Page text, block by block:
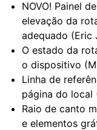
NOVO! Painel
elevação da
adequado (Eric
O estado da
o dispositivo
Linha de
página do local
Raio de canto
e elementos